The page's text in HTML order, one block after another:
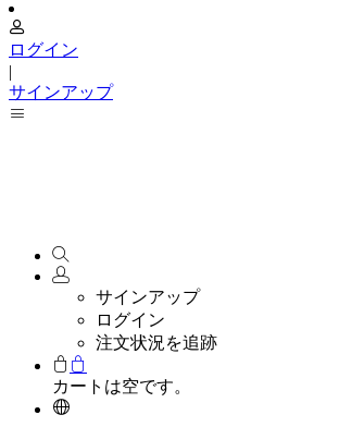
ログイン
|
サインアップ
サインアップ
ログイン
注文状況を追跡
カートは空です。